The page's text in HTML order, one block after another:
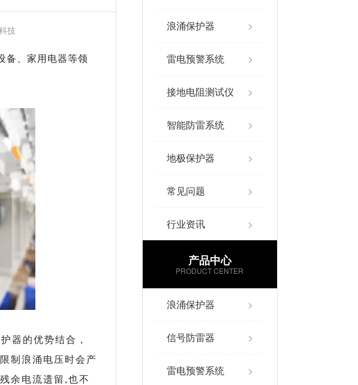
技
备、家用电器等领
器的优势结合，
制浪涌电压时会产
余电流遗留,也不
浪涌保护器 >
雷电预警系统 >
接地电阻测试仪 >
智能防雷系统 >
地极保护器 >
常见问题 >
行业资讯 >
产品中心
PRODUCT CENTER
浪涌保护器 >
信号防雷器 >
雷电预警系统 >